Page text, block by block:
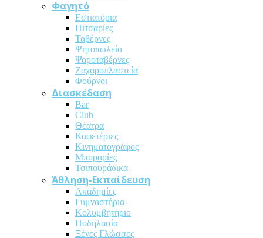
Φαγητό
Εστιατόρια
Πιτσαρίες
Ταβέρνες
Ψητοπωλεία
Ψαροταβέρνες
Ζαχαροπλαστεία
Φούρνοι
Διασκέδαση
Bar
Club
Θέατρα
Καφετέριες
Κινηματογράφος
Μπυραρίες
Τσιπουράδικα
Άθληση-Εκπαίδευση
Ακαδημίες
Γυμναστήρια
Κολυμβητήριο
Ποδηλασία
Ξένες Γλώσσες